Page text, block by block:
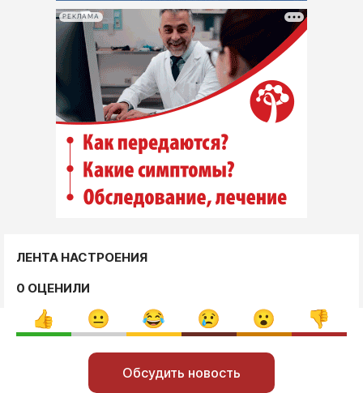
РЕКЛАМА
ЛЕНТА НАСТРОЕНИЯ
0 ОЦЕНИЛИ
Обсудить новость